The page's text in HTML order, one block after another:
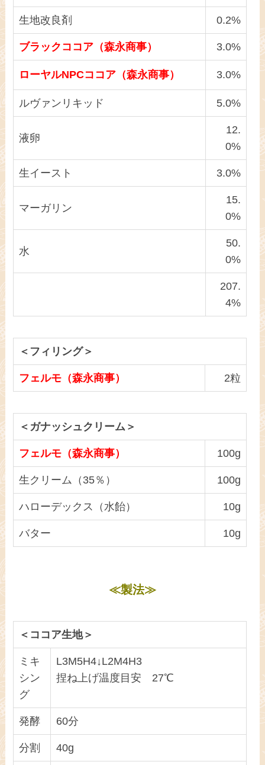
生地改良剤 0.2%
ブラックココア（森永商事） 3.0%
ローヤルNPCココア（森永商事） 3.0%
ルヴァンリキッド 5.0%
液卵
12.
0%
生イースト 3.0%
マーガリン
15.
0%
水
50.
0%
207.
4%
＜フィリング＞
フェルモ（森永商事） 2粒
＜ガナッシュクリーム＞
フェルモ（森永商事） 100g
生クリーム（35％） 100g
ハローデックス（水飴） 10g
バター 10g
≪製法≫
＜ココア生地＞
ミキ
シン
グ
L3M5H4↓L2M4H3
捏ね上げ温度目安 27℃
発酵 60分
分割 40g